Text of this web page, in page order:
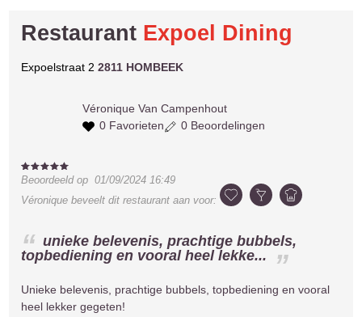
Restaurant Expoel Dining
Expoelstraat 22811 HOMBEEK
Véronique Van Campenhout
0 Favorieten
0 Beoordelingen
Beoordeeld op01/09/2024 16:49
Véronique beveelt dit restaurant aan voor:
unieke belevenis, prachtige bubbels,
topbediening en vooral heel lekke...
Unieke belevenis, prachtige bubbels, topbediening en vooral
heel lekker gegeten!